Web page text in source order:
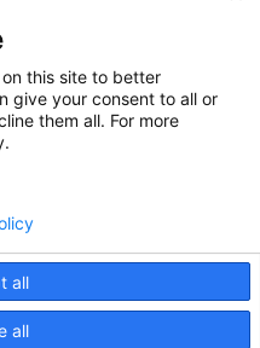
this site to better
give your consent to all or
them all. For more
all
all